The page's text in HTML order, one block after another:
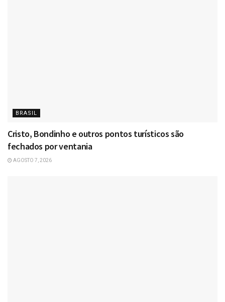
BRASIL
Cristo, Bondinho e outros pontos turísticos são
fechados por ventania
AGOSTO 7, 2026